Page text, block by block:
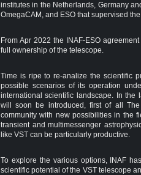
institutes in the Netherlands, Germany
OmegaCAM, and ESO that supervised
From Apr 2022 the INAF-ESO
full ownership of the telescope.
Time is ripe to re-analize the scientific
possible scenarios of its operation
international scientific landscape. In the
will soon be introduced, first of all
community with new possibilities in the
transient and multimessenger
like VST can be particularly productive.
To explore the various options, INAF
scientific potential of the VST telescope